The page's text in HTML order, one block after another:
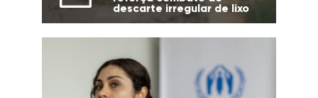
descarte irregular de lixo